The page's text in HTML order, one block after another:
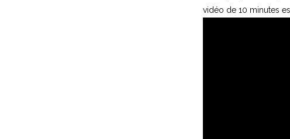
vidéo de 10 minutes